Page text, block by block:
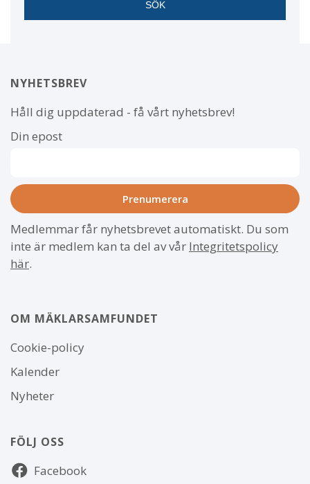
NYHETSBREV
Håll dig uppdaterad - få vårt nyhetsbrev!
Din epost
Medlemmar får nyhetsbrevet automatiskt. Du som
inte är medlem kan ta del av vår Integritetspolicy
här.
OM MÄKLARSAMFUNDET
Om
webbplatsen
Cookie-policy
Kalender
Nyheter
FÖLJ OSS
Följ
oss Facebook